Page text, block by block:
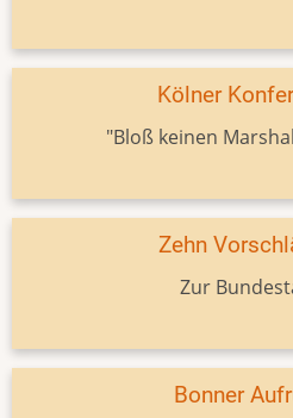
Kölner
"Bloß keinen
Zehn
Zur
Bonner